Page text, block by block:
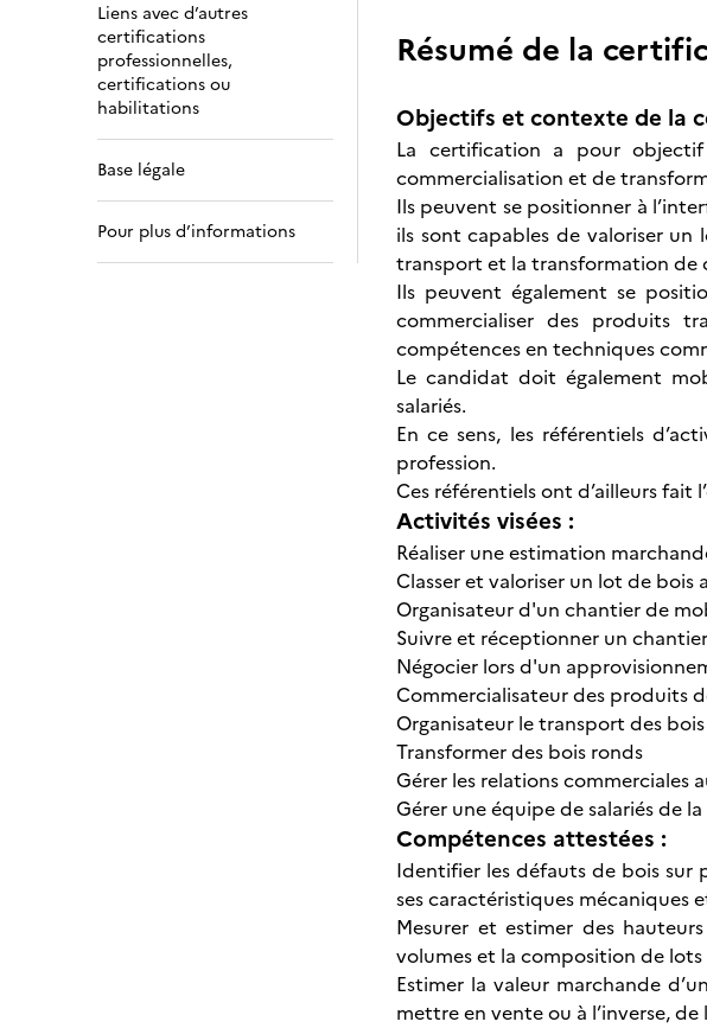
Liens avec d’autres
certifications
professionnelles,
certifications ou
habilitations
Base légale
Pour plus d’informations
Résumé de la
Objectifs et contexte de la
La certification a pour objectif
commercialisation et de
Ils peuvent se positionner à
ils sont capables de valoriser
transport et la transformation de
Ils peuvent également se
commercialiser des produits
compétences en techniques
Le candidat doit également
salariés.
En ce sens, les référentiels
profession.
Ces référentiels ont d’ailleurs
Activités visées :
Réaliser une estimation
Classer et valoriser un lot de bois
Organisateur d'un chantier de
Suivre et réceptionner un
Négocier lors d'un
Commercialisateur des produits
Organisateur le transport des
Transformer des bois ronds
Gérer les relations commerciales
Gérer une équipe de salariés de
Compétences attestées :
Identifier les défauts de bois sur
ses caractéristiques mécaniques
Mesurer et estimer des
volumes et la composition de
Estimer la valeur marchande
mettre en vente ou à l’inverse, de